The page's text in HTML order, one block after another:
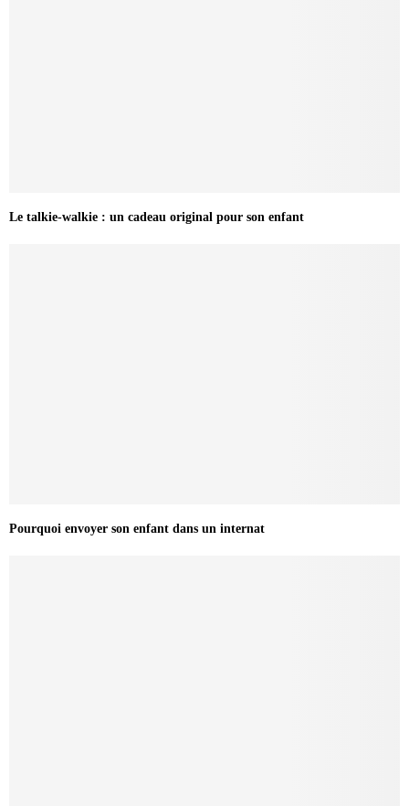
Le talkie-walkie : un cadeau original pour son enfant
Pourquoi envoyer son enfant dans un internat